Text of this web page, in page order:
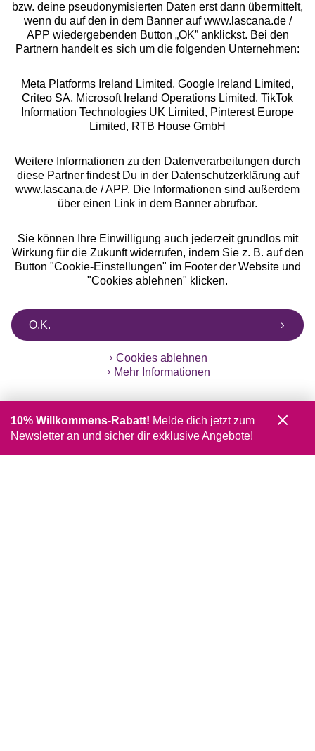
Rechtliches
Alle Preise inkl. MwSt., zzgl.
Versandkosten
** Bonität vorausgesetzt, berechtigt zur Bonitätsprüfung
bzw. deine pseudonymisierten Daten erst dann übermittelt,
wenn du auf den in dem Banner auf www.lascana.de /
APP wiedergebenden Button „OK” anklickst. Bei den
Partnern handelt es sich um die folgenden Unternehmen:
Meta Platforms Ireland Limited, Google Ireland Limited,
Criteo SA, Microsoft Ireland Operations Limited, TikTok
Information Technologies UK Limited, Pinterest Europe
Limited, RTB House GmbH
Weitere Informationen zu den Datenverarbeitungen durch
diese Partner findest Du in der Datenschutzerklärung auf
www.lascana.de / APP. Die Informationen sind außerdem
über einen Link in dem Banner abrufbar.
Sie können Ihre Einwilligung auch jederzeit grundlos mit
Wirkung für die Zukunft widerrufen, indem Sie z. B. auf den
Button "Cookie-Einstellungen" im Footer der Website und
"Cookies ablehnen" klicken.
O.K.
Cookies ablehnen
Mehr Informationen
10% Willkommens-Rabatt! Melde dich jetzt zum
Newsletter an und sicher dir exklusive Angebote!